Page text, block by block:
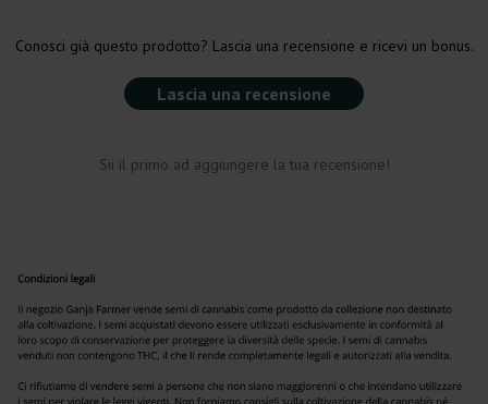
Conosci già questo prodotto? Lascia una recensione e ricevi un bonus.
Lascia una recensione
Sii il primo ad aggiungere la tua recensione!